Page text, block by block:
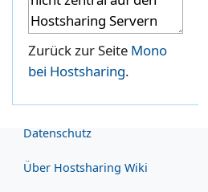
Zurück zur Seite Mono
bei Hostsharing.
Datenschutz
Über Hostsharing Wiki